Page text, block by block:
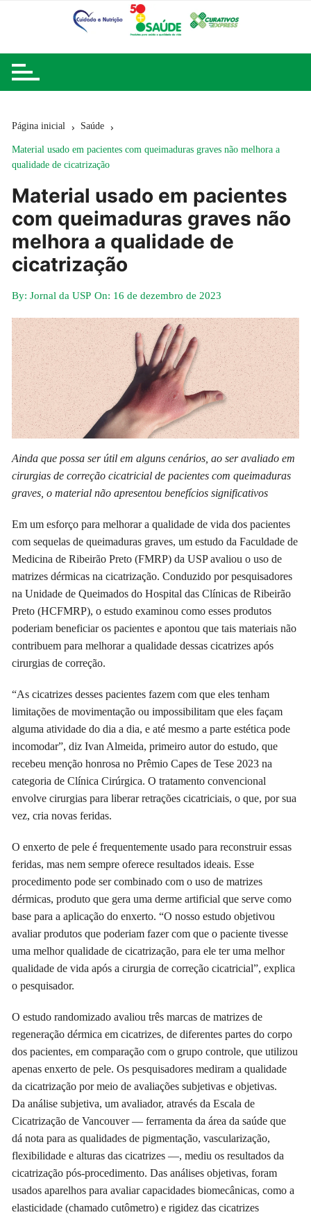
Página inicial Saúde
Material usado em pacientes com queimaduras graves não melhora a
qualidade de cicatrização
Material usado em pacientes
com queimaduras graves não
melhora a qualidade de
cicatrização
By: Jornal da USP On: 16 de dezembro de 2023
Ainda que possa ser útil em alguns cenários, ao ser avaliado em
cirurgias de correção cicatricial de pacientes com queimaduras
graves, o material não apresentou benefícios significativos
Em um esforço para melhorar a qualidade de vida dos pacientes
com sequelas de queimaduras graves, um estudo da Faculdade de
Medicina de Ribeirão Preto (FMRP) da USP avaliou o uso de
matrizes dérmicas na cicatrização. Conduzido por pesquisadores
na Unidade de Queimados do Hospital das Clínicas de Ribeirão
Preto (HCFMRP), o estudo examinou como esses produtos
poderiam beneficiar os pacientes e apontou que tais materiais não
contribuem para melhorar a qualidade dessas cicatrizes após
cirurgias de correção.
“As cicatrizes desses pacientes fazem com que eles tenham
limitações de movimentação ou impossibilitam que eles façam
alguma atividade do dia a dia, e até mesmo a parte estética pode
incomodar”, diz Ivan Almeida, primeiro autor do estudo, que
recebeu menção honrosa no Prêmio Capes de Tese 2023 na
categoria de Clínica Cirúrgica. O tratamento convencional
envolve cirurgias para liberar retrações cicatriciais, o que, por sua
vez, cria novas feridas.
O enxerto de pele é frequentemente usado para reconstruir essas
feridas, mas nem sempre oferece resultados ideais. Esse
procedimento pode ser combinado com o uso de matrizes
dérmicas, produto que gera uma derme artificial que serve como
base para a aplicação do enxerto. “O nosso estudo objetivou
avaliar produtos que poderiam fazer com que o paciente tivesse
uma melhor qualidade de cicatrização, para ele ter uma melhor
qualidade de vida após a cirurgia de correção cicatricial”, explica
o pesquisador.
O estudo randomizado avaliou três marcas de matrizes de
regeneração dérmica em cicatrizes, de diferentes partes do corpo
dos pacientes, em comparação com o grupo controle, que utilizou
apenas enxerto de pele. Os pesquisadores mediram a qualidade
da cicatrização por meio de avaliações subjetivas e objetivas.
Da análise subjetiva, um avaliador, através da Escala de
Cicatrização de Vancouver — ferramenta da área da saúde que
dá nota para as qualidades de pigmentação, vascularização,
flexibilidade e alturas das cicatrizes —, mediu os resultados da
cicatrização pós-procedimento. Das análises objetivas, foram
usados aparelhos para avaliar capacidades biomecânicas, como a
elasticidade (chamado cutômetro) e rigidez das cicatrizes